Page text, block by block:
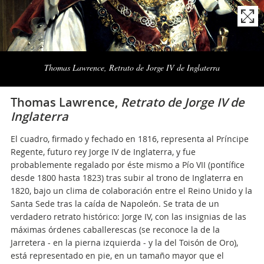
Thomas Lawrence, Retrato de Jorge IV de Inglaterra
Naviga
photogallery
Thomas Lawrence, Retrato de Jorge IV de
Inglaterra
El cuadro, firmado y fechado en 1816, representa al Príncipe
Regente, futuro rey Jorge IV de Inglaterra, y fue
probablemente regalado por éste mismo a Pío VII (pontífice
desde 1800 hasta 1823) tras subir al trono de Inglaterra en
1820, bajo un clima de colaboración entre el Reino Unido y la
Santa Sede tras la caída de Napoleón. Se trata de un
verdadero retrato histórico: Jorge IV, con las insignias de las
máximas órdenes caballerescas (se reconoce la de la
Jarretera - en la pierna izquierda - y la del Toisón de Oro),
está representado en pie, en un tamaño mayor que el